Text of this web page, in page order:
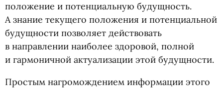
положение и потенциальную будущность.
А знание текущего положения и потенциальной
будущности позволяет действовать
в направлении наиболее здоровой, полной
и гармоничной актуализации этой будущности.
Простым нагромождением информации этого